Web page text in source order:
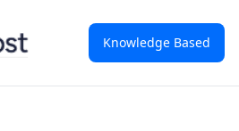
Knowledge Based